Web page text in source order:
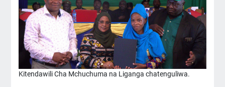
Kitendawili Cha Mchuchuma na Liganga chatenguliwa.